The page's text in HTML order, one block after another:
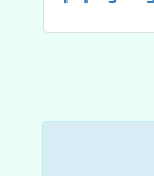
研
班
第2